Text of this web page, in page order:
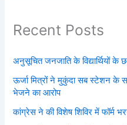
Recent Posts
अनुसूचित जनजाति के विद्यार्थियों के
ऊर्जा मित्रों ने मुकुंदा सब स्टेशन के
भेजने का आरोप
कांग्रेस ने की विशेष शिविर में फॉर्म